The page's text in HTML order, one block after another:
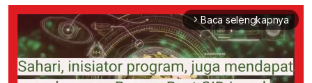
arrow_forward_ios Baca selengkapnya